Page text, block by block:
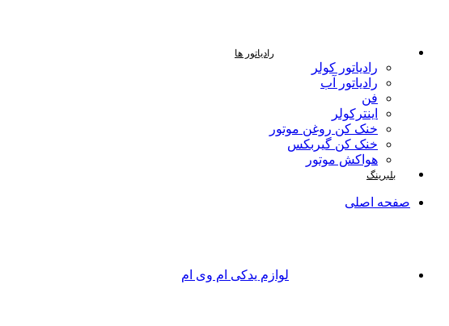
رادیاتور ها
رادیاتور کولر
رادیاتور آب
فن
اینترکولر
خنک کن روغن موتور
خنک کن گیربکس
هواکش موتور
بلبرینگ
صفحه اصلی
لوازم یدکی ام وی ام